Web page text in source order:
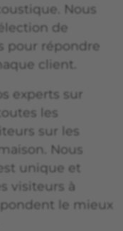
Nous
de
pour répondre
client.
experts sur
les
sur les
Nous
unique et
visiteurs à
le mieux